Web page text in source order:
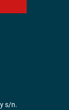
s/n.